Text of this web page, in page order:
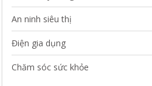
An ninh siêu thị
Điện gia dụng
Chăm sóc sức khỏe